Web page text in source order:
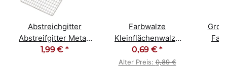
Abstreichgitter
Abstreifgitter Metall
26cm x 30cm
1,99 € *
Farbwalze
Kleinflächenwalze
10cm sandgestreift
Polyamid
0,69 €*
Alter Preis:0,89 €